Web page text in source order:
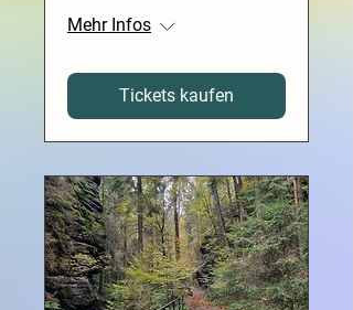
Mehr Infos
Tickets kaufen